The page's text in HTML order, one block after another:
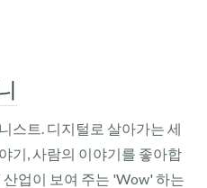
스트. 디지털로 살아가는 세
기, 사람의 이야기를 좋아합
산업이 보여 주는 'Wow' 하는